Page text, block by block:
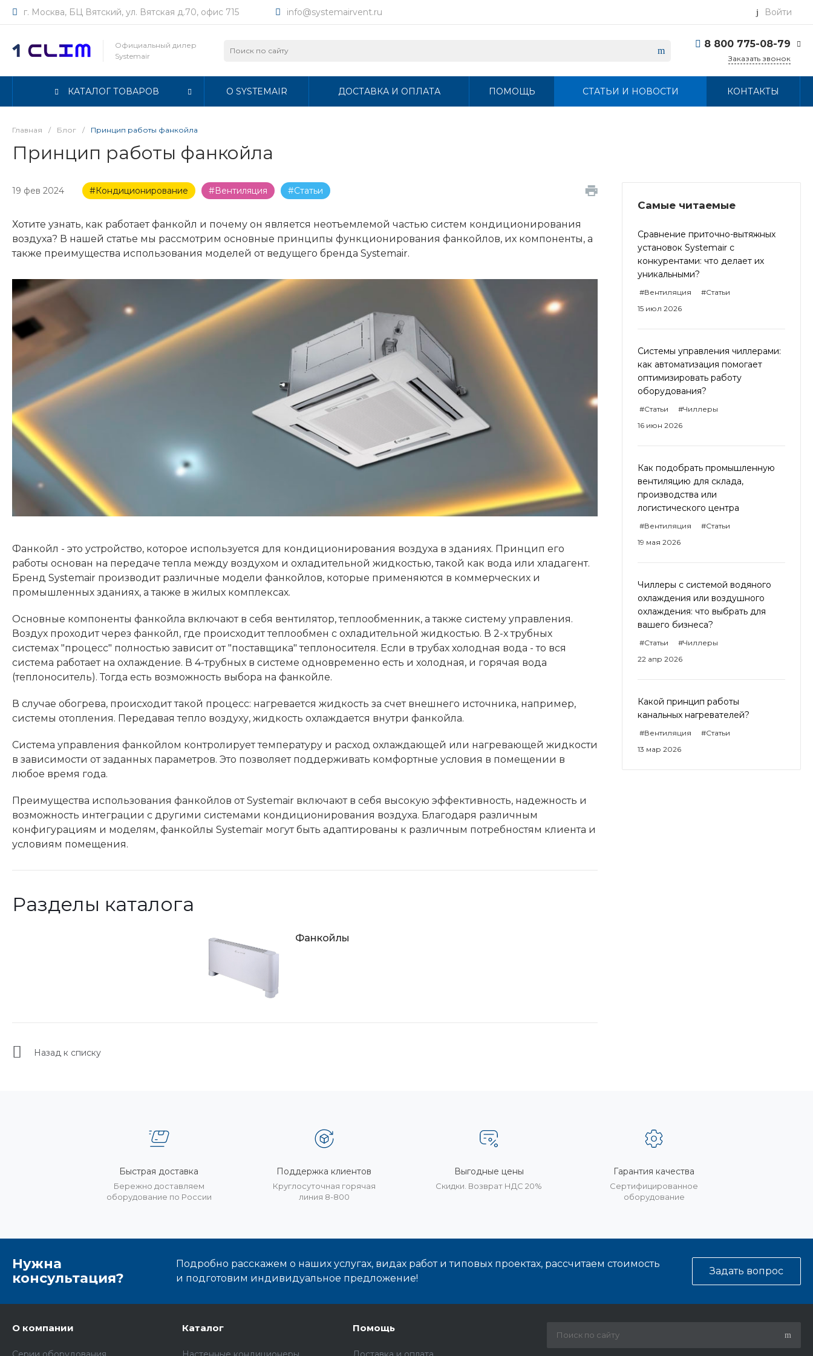
г. Москва, БЦ Вятский, ул. Вятская д.70, офис 715 info@systemairvent.ru Войти
Официальный дилер
Systemair
8 800 775-08-79
г. Москва, БЦ Вятский,
Заказать звонок
КАТАЛОГ ТОВАРОВ О SYSTEMAIR ДОСТАВКА И ОПЛАТА ПОМОЩЬ СТАТЬИ И НОВОСТИ КОНТАКТЫ
Главная / Блог / Принцип работы фанкойла
Принцип работы фанкойла
Самые читаемые
Сравнение приточно-вытяжных
установок Systemair с
конкурентами: что делает их
уникальными?
#Вентиляция
#Статьи
15 июл 2026
Системы управления чиллерами:
как автоматизация помогает
оптимизировать работу
оборудования?
#Статьи
#Чиллеры
16 июн 2026
Как подобрать промышленную
вентиляцию для склада,
производства или
логистического центра
#Вентиляция
#Статьи
19 мая 2026
Чиллеры с системой водяного
охлаждения или воздушного
охлаждения: что выбрать для
вашего бизнеса?
#Статьи
#Чиллеры
22 апр 2026
Какой принцип работы
канальных нагревателей?
#Вентиляция
#Статьи
13 мар 2026
19 фев 2024 #Кондиционирование #Вентиляция #Статьи
Хотите узнать, как работает фанкойл и почему он является неотъемлемой частью систем кондиционирования
воздуха? В нашей статье мы рассмотрим основные принципы функционирования фанкойлов, их компоненты, а
также преимущества использования моделей от ведущего бренда Systemair.
Фанкойл - это устройство, которое используется для кондиционирования воздуха в зданиях. Принцип его
работы основан на передаче тепла между воздухом и охладительной жидкостью, такой как вода или хладагент.
Бренд Systemair производит различные модели фанкойлов, которые применяются в коммерческих и
промышленных зданиях, а также в жилых комплексах.
Основные компоненты фанкойла включают в себя вентилятор, теплообменник, а также систему управления.
Воздух проходит через фанкойл, где происходит теплообмен с охладительной жидкостью. В 2-х трубных
системах "процесс" полностью зависит от "поставщика" теплоносителя. Если в трубах холодная вода - то вся
система работает на охлаждение. В 4-трубных в системе одновременно есть и холодная, и горячая вода
(теплоноситель). Тогда есть возможность выбора на фанкойле.
В случае обогрева, происходит такой процесс: нагревается жидкость за счет внешнего источника, например,
системы отопления. Передавая тепло воздуху, жидкость охлаждается внутри фанкойла.
Система управления фанкойлом контролирует температуру и расход охлаждающей или нагревающей жидкости
в зависимости от заданных параметров. Это позволяет поддерживать комфортные условия в помещении в
любое время года.
Преимущества использования фанкойлов от Systemair включают в себя высокую эффективность, надежность и
возможность интеграции с другими системами кондиционирования воздуха. Благодаря различным
конфигурациям и моделям, фанкойлы Systemair могут быть адаптированы к различным потребностям клиента и
условиям помещения.
Разделы каталога
Фанкойлы
Назад к списку
Быстрая доставка
Бережно доставляем
оборудование по России
Поддержка клиентов
Круглосуточная горячая
линия 8-800
Выгодные цены
Скидки. Возврат НДС 20%
Гарантия качества
Сертифицированное
оборудование
Нужна
консультация?
Подробно расскажем о наших услугах, видах работ и типовых проектах, рассчитаем стоимость
и подготовим индивидуальное предложение!
Задать вопрос
О компании Каталог Помощь